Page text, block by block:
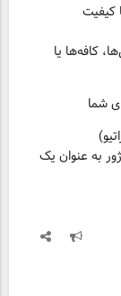
کیفیت
کافه‌ها یا
شما
به عنوان یک